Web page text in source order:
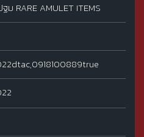
RARE AMULET ITEMS